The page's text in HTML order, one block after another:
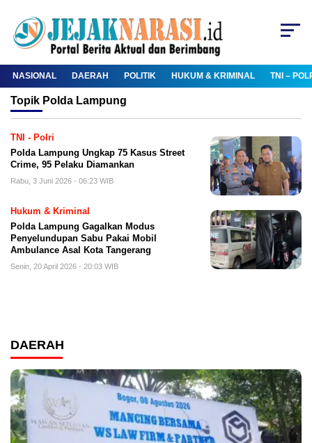
NASIONAL DAERAH POLITIK HUKUM & KRIMINAL TNI –
Topik Polda Lampung
TNI - Polri
Polda Lampung Ungkap 75 Kasus Street
Crime, 95 Pelaku Diamankan
Rabu, 3 Juni 2026 - 06:23 WIB
Hukum & Kriminal
Polda Lampung Gagalkan Modus
Penyelundupan Sabu Pakai Mobil
Ambulance Asal Kota Tangerang
Senin, 20 April 2026 - 20:03 WIB
DAERAH